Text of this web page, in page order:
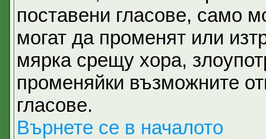
поставени гласове, само
могат да променят или
мярка срещу хора,
променяйки възможните
гласове.
Върнете се в началото